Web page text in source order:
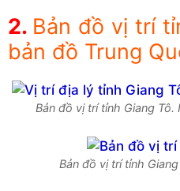
Bản đồ vị trí
bản đồ Trung
Bản đồ vị trí tỉnh Giang
Bản đồ vị trí tỉnh